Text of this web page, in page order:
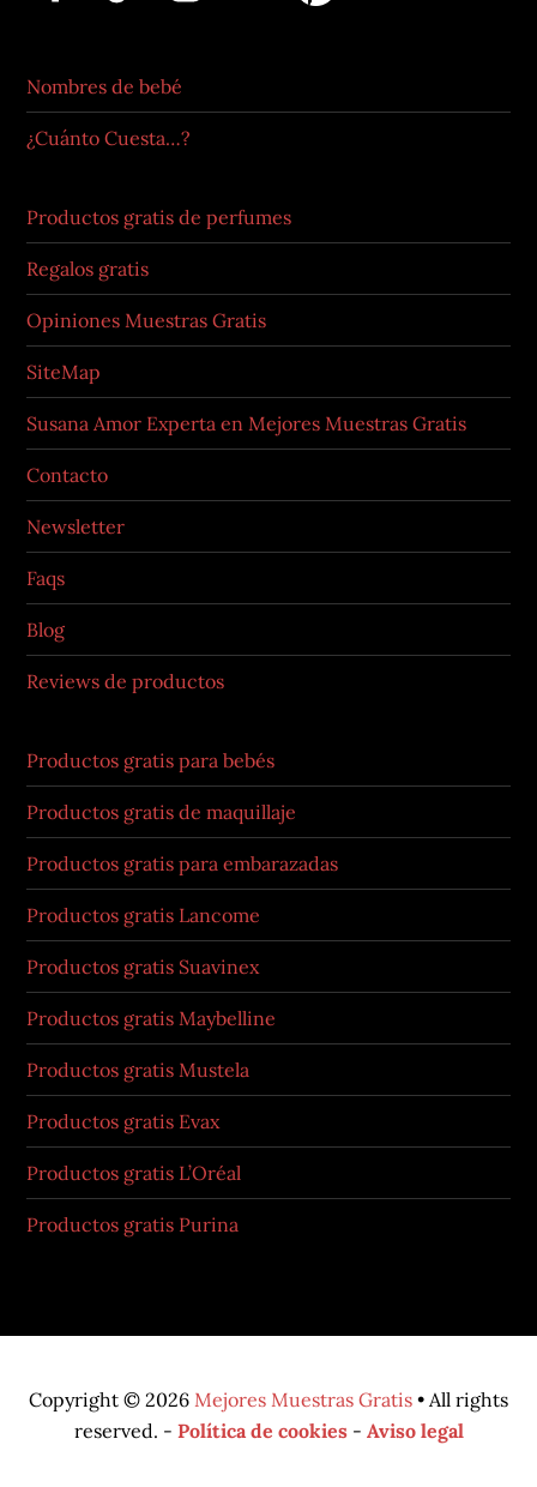
Nombres de bebé
¿Cuánto Cuesta…?
Productos gratis de perfumes
Regalos gratis
Opiniones Muestras Gratis
SiteMap
Susana Amor Experta en Mejores Muestras Gratis
Contacto
Newsletter
Faqs
Blog
Reviews de productos
Productos gratis para bebés
Productos gratis de maquillaje
Productos gratis para embarazadas
Productos gratis Lancome
Productos gratis Suavinex
Productos gratis Maybelline
Productos gratis Mustela
Productos gratis Evax
Productos gratis L’Oréal
Productos gratis Purina
Copyright © 2026 Mejores Muestras Gratis • All rights
reserved. - Política de cookies- Aviso legal